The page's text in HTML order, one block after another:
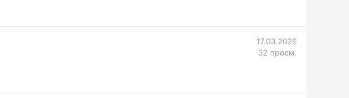
17.03.2026
32 просм.